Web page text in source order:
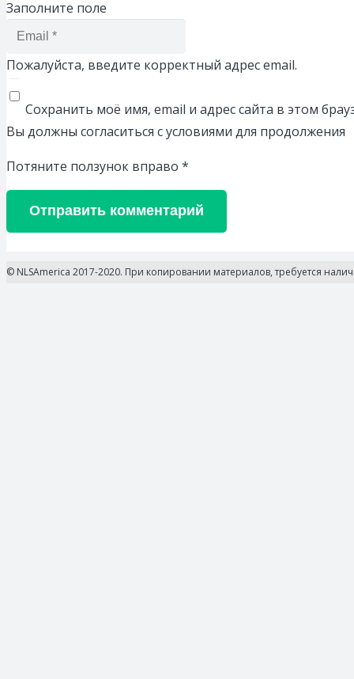
Заполните поле
Пожалуйста, введите корректный адрес email.
Сохранить моё имя, email и адрес сайта в этом
Вы должны согласиться с условиями для продолжения
Потяните ползунок вправо *
Отправить комментарий
© NLSAmerica 2017-2020. При копировании материалов, требуется